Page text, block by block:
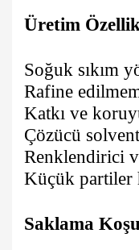
Üretim
Soğuk sıkım
Rafine
Katkı ve
Çözücü
Renklendirici
Küçük partiler
Saklama